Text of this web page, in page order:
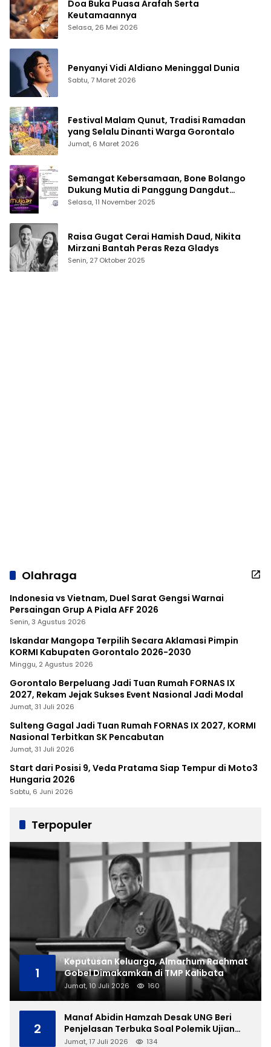
Doa Buka Puasa Arafah Serta
Keutamaannya
Selasa, 26 Mei 2026
Penyanyi Vidi Aldiano Meninggal Dunia
Sabtu, 7 Maret 2026
Festival Malam Qunut, Tradisi Ramadan
yang Selalu Dinanti Warga Gorontalo
Jumat, 6 Maret 2026
Semangat Kebersamaan, Bone Bolango
Dukung Mutia di Panggung Dangdut
Academy 7
Selasa, 11 November 2025
Raisa Gugat Cerai Hamish Daud, Nikita
Mirzani Bantah Peras Reza Gladys
Senin, 27 Oktober 2025
Olahraga
Indonesia vs Vietnam, Duel Sarat Gengsi Warnai
Persaingan Grup A Piala AFF 2026
Senin, 3 Agustus 2026
Iskandar Mangopa Terpilih Secara Aklamasi Pimpin
KORMI Kabupaten Gorontalo 2026-2030
Minggu, 2 Agustus 2026
Gorontalo Berpeluang Jadi Tuan Rumah FORNAS IX
2027, Rekam Jejak Sukses Event Nasional Jadi Modal
Jumat, 31 Juli 2026
Sulteng Gagal Jadi Tuan Rumah FORNAS IX 2027, KORMI
Nasional Terbitkan SK Pencabutan
Jumat, 31 Juli 2026
Start dari Posisi 9, Veda Pratama Siap Tempur di Moto3
Hungaria 2026
Sabtu, 6 Juni 2026
Terpopuler
1
Keputusan Keluarga, Almarhum Rachmat
Gobel Dimakamkan di TMP Kalibata
Jumat, 10 Juli 2026 160
2
Manaf Abidin Hamzah Desak UNG Beri
Penjelasan Terbuka Soal Polemik Ujian
Skripsi Mahasiswi
Jumat, 17 Juli 2026 134